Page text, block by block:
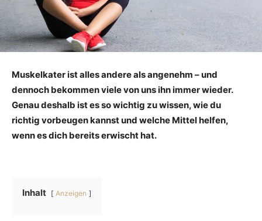
Muskelkater ist alles andere als angenehm – und
dennoch bekommen viele von uns ihn immer wieder.
Genau deshalb ist es so wichtig zu wissen, wie du
richtig vorbeugen kannst und welche Mittel helfen,
wenn es dich bereits erwischt hat.
Inhalt Anzeigen